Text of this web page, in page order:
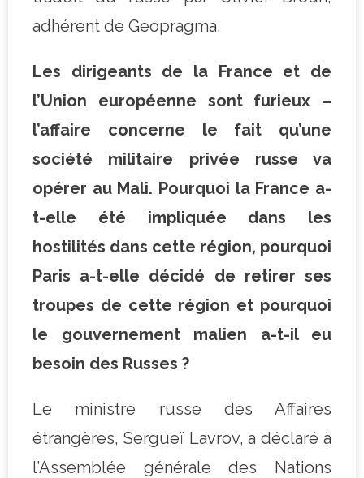
adhérent de Geopragma.
Les dirigeants de la France et de
l’Union européenne sont furieux –
l’affaire concerne le fait qu’une
société militaire privée russe va
opérer au Mali. Pourquoi la France a-
t-elle été impliquée dans les
hostilités dans cette région, pourquoi
Paris a-t-elle décidé de retirer ses
troupes de cette région et pourquoi
le gouvernement malien a-t-il eu
besoin des Russes ?
Le ministre russe des Affaires
étrangères, Sergueï Lavrov, a déclaré à
l’Assemblée générale des Nations